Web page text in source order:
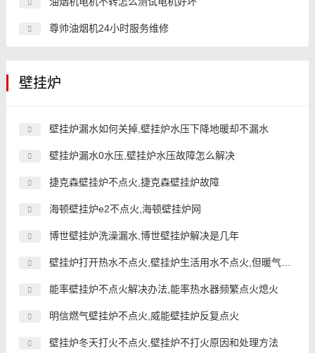
尊帅油烟机24小时服务维修
壁挂炉
壁挂炉漏水如何关掉,壁挂炉水压下降地暖却不漏水
壁挂炉漏水0水压,壁挂炉水压故障怎么解决
捷克森壁挂炉不点火,捷克森壁挂炉故障
海顿壁挂炉e2不点火,海顿壁挂炉网
博世壁挂炉洗澡漏水,博世壁挂炉解决是几年
壁挂炉打开热水不点火,壁挂炉生活用水不点火,但暖气正常
能率壁挂炉不点火解决办法,能率热水器频繁点火熄火
明信燃气壁挂炉不点火,威能壁挂炉反复点火
壁挂炉冬天打火不点火,壁挂炉不打火原因和处理方法